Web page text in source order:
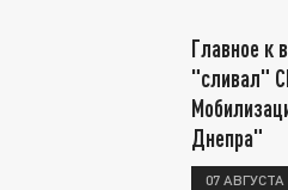
Главное к
"сливал"
Днепра"
07 АВГУСТА